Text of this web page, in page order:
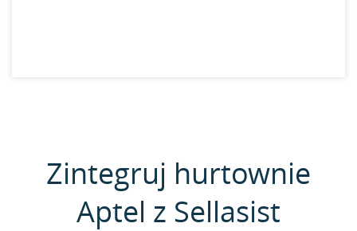
Zintegruj hurtownie
Aptel z Sellasist